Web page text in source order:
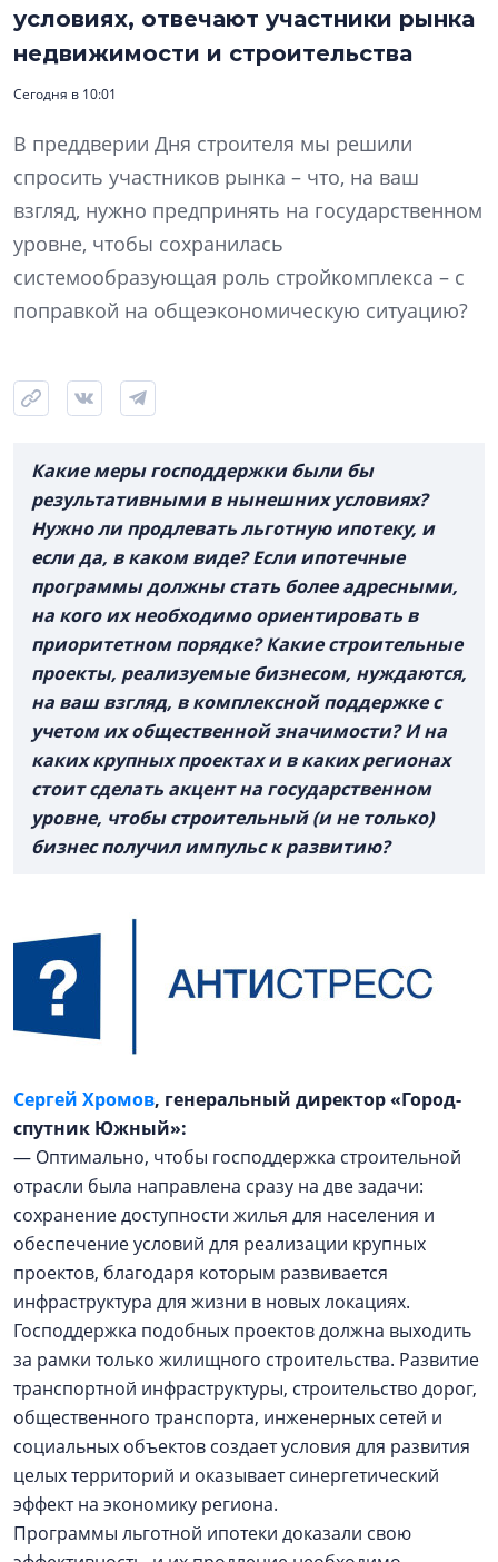
условиях, отвечают участники рынка
недвижимости и строительства
Сегодня в 10:01
В преддверии Дня строителя мы решили
спросить участников рынка – что, на ваш
взгляд, нужно предпринять на государственном
уровне, чтобы сохранилась
системообразующая роль стройкомплекса – с
поправкой на общеэкономическую ситуацию?
Какие меры господдержки были бы
результативными в нынешних условиях?
Нужно ли продлевать льготную ипотеку, и
если да, в каком виде? Если ипотечные
программы должны стать более адресными,
на кого их необходимо ориентировать в
приоритетном порядке? Какие строительные
проекты, реализуемые бизнесом, нуждаются,
на ваш взгляд, в комплексной поддержке с
учетом их общественной значимости? И на
каких крупных проектах и в каких регионах
стоит сделать акцент на государственном
уровне, чтобы строительный (и не только)
бизнес получил импульс к развитию?
Сергей Хромов, генеральный директор «Город-
спутник Южный»:
— Оптимально, чтобы господдержка строительной
отрасли была направлена сразу на две задачи:
сохранение доступности жилья для населения и
обеспечение условий для реализации крупных
проектов, благодаря которым развивается
инфраструктура для жизни в новых локациях.
Господдержка подобных проектов должна выходить
за рамки только жилищного строительства. Развитие
транспортной инфраструктуры, строительство дорог,
общественного транспорта, инженерных сетей и
социальных объектов создает условия для развития
целых территорий и оказывает синергетический
эффект на экономику региона.
Программы льготной ипотеки доказали свою